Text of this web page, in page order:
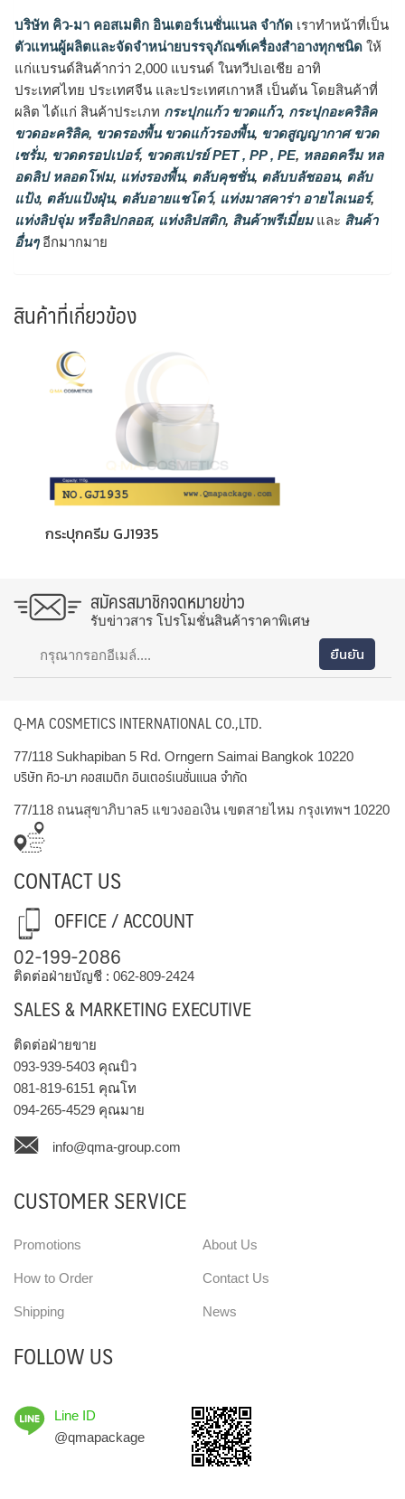
บริษัท คิว-มา คอสเมติก อินเตอร์เนชั่นแนล จำกัด เราทำหน้าที่เป็น
ตัวแทนผู้ผลิตและจัดจำหน่ายบรรจุภัณฑ์เครื่องสำอางทุกชนิด ให้
แก่แบรนด์สินค้ากว่า 2,000 แบรนด์ ในทวีปเอเชีย อาทิ
ประเทศไทย ประเทศจีน และประเทศเกาหลี เป็นต้น โดยสินค้าที่
ผลิต ได้แก่ สินค้าประเภท กระปุกแก้ว ขวดแก้ว, กระปุกอะคริลิค
ขวดอะคริลิค, ขวดรองพื้น ขวดแก้วรองพื้น, ขวดสูญญากาศ ขวด
เซรั่ม, ขวดดรอปเปอร์, ขวดสเปรย์ PET , PP , PE, หลอดครีม หล
อดลิป หลอดโฟม, แท่งรองพื้น, ตลับคุชชั่น, ตลับบลัชออน, ตลับ
แป้ง, ตลับแป้งฝุ่น, ตลับอายแชโดว์, แท่งมาสคาร่า อายไลเนอร์,
แท่งลิปจุ่ม หรือลิปกลอส, แท่งลิปสติก, สินค้าพรีเมี่ยมและ สินค้า
อื่นๆอีกมากมาย
สินค้าที่เกี่ยวข้อง
กระปุกครีม GJ1935
สมัครสมาชิกจดหมายข่าว
รับข่าวสาร โปรโมชั่นสินค้าราคาพิเศษ
Q-MA COSMETICS INTERNATIONAL CO.,LTD.
77/118 Sukhapiban 5 Rd. Orngern Saimai Bangkok 10220
บริษัท คิว-มา คอสเมติก อินเตอร์เนชั่นแนล จำกัด
77/118 ถนนสุขาภิบาล5 แขวงออเงิน เขตสายไหม กรุงเทพฯ 10220
CONTACT US
OFFICE / ACCOUNT
02-199-2086
ติดต่อฝ่ายบัญชี : 062-809-2424
SALES & MARKETING EXECUTIVE
ติดต่อฝ่ายขาย
093-939-5403 คุณบิว
081-819-6151 คุณโท
094-265-4529 คุณมาย
info@qma-group.com
CUSTOMER SERVICE
Promotions
How to Order
Shipping
About Us
Contact Us
News
FOLLOW US
Line ID
@qmapackage